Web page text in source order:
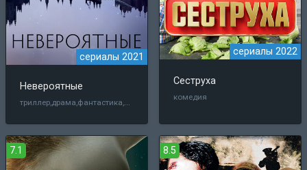
сериалы 2021
Невероятные
триллер,драма,фантастика,боевик,фэнтези
сериалы 2022
Сеструха
комедия
7.1 8.5